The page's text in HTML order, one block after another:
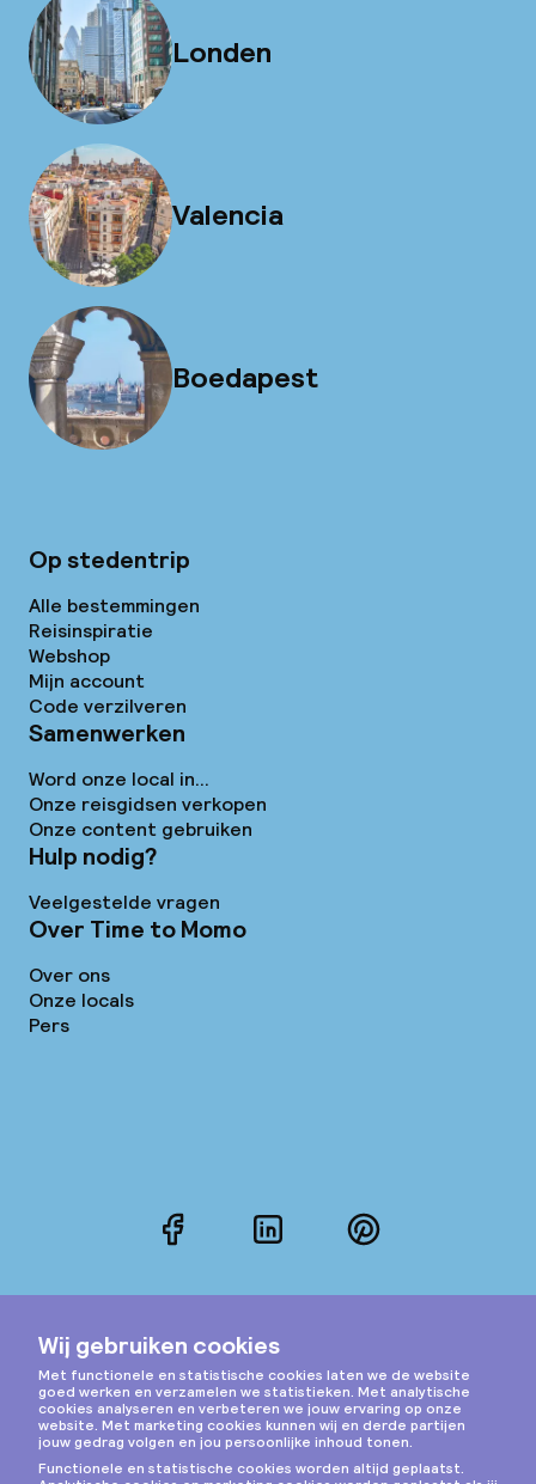
Londen
Valencia
Boedapest
Op stedentrip
Alle bestemmingen
Reisinspiratie
Webshop
Mijn account
Code verzilveren
Samenwerken
Word onze local in...
Onze reisgidsen verkopen
Onze content gebruiken
Hulp nodig?
Veelgestelde vragen
Over Time to Momo
Over ons
Onze locals
Pers
FacebookLinkedInPinterest
Instagram